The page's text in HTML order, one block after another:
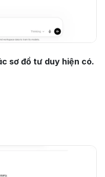
sơ đồ tư duy hiện có.